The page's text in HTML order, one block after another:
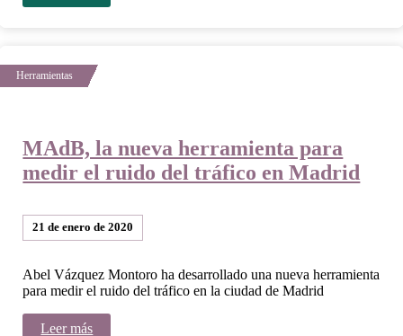
MAdB, la nueva herramienta para
medir el ruido del tráfico en Madrid
21 de enero de 2020
Abel Vázquez Montoro ha desarrollado una nueva herramienta
para medir el ruido del tráfico en la ciudad de Madrid
Leer más